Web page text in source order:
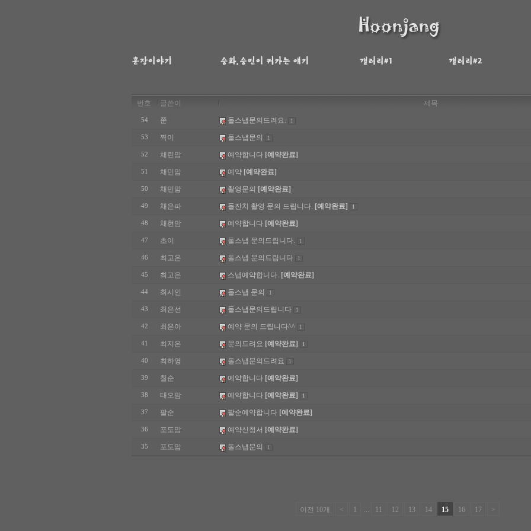
번호 글쓴이 제목
54 쭌 돌스냅문의드려요. 1
53 찍이 돌스냅문의 1
52 채린맘 예약합니다 [예약완료]
51 채민맘 예약 [예약완료]
50 채민맘 촬영문의 [예약완료]
49 채은파 돌잔치 촬영 문의 드립니다. [예약완료] 1
48 채현맘 예약합니다 [예약완료]
47 초이 돌스냅 문의드립니다. 1
46 최고은 돌스냅 문의드립니다 1
45 최고은 스냅예약합니다. [예약완료]
44 최시인 돌스냅 문의 1
43 최은선 돌스냅문의드립니다 1
42 최은아 예약 문의 드립니다^^ 1
41 최지은 문의드려요 [예약완료] 1
40 최하영 돌스냅문의드려요 1
39 칠순 예약합니다 [예약완료]
38 태오맘 예약합니다 [예약완료] 1
37 팔순 팔순예약합니다 [예약완료]
36 포도맘 예약신청서 [예약완료]
35 포도맘 돌스냅문의 1
이전 10개 < 1 ... 11 12 13 14 15 16 17 >